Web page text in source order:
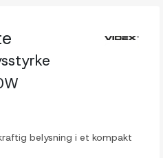
belysning i et kompakt